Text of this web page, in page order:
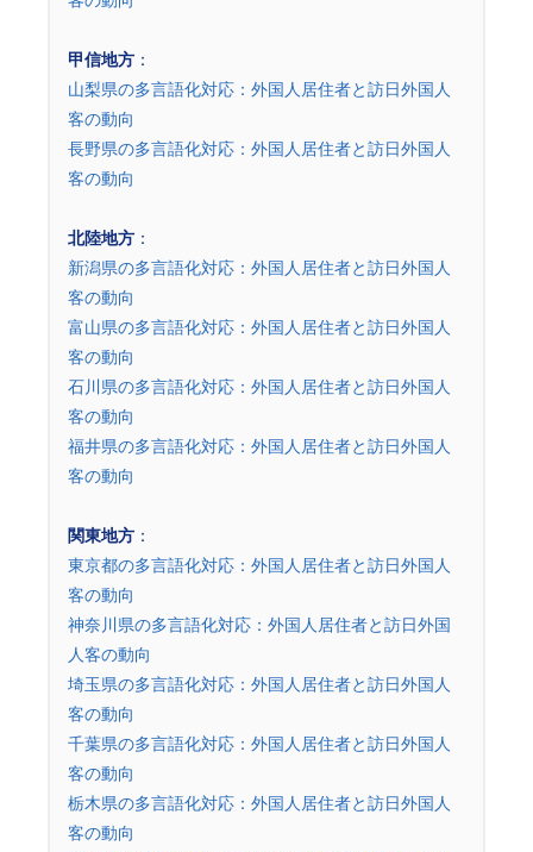
甲信地方 ：
山梨県の多言語化対応：外国人居住者と訪日外国人
客の動向
長野県の多言語化対応：外国人居住者と訪日外国人
客の動向
北陸地方 ：
新潟県の多言語化対応：外国人居住者と訪日外国人
客の動向
富山県の多言語化対応：外国人居住者と訪日外国人
客の動向
石川県の多言語化対応：外国人居住者と訪日外国人
客の動向
福井県の多言語化対応：外国人居住者と訪日外国人
客の動向
関東地方 ：
東京都の多言語化対応：外国人居住者と訪日外国人
客の動向
神奈川県の多言語化対応：外国人居住者と訪日外国
人客の動向
埼玉県の多言語化対応：外国人居住者と訪日外国人
客の動向
千葉県の多言語化対応：外国人居住者と訪日外国人
客の動向
栃木県の多言語化対応：外国人居住者と訪日外国人
客の動向